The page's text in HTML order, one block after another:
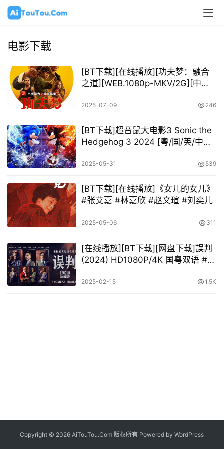
电影下载
[BT下载][在线播放][功夫梦：融合
之道][WEB.1080p-MKV/2G][中字]
2025-07-09 246
[BT下载]超音鼠大电影3 Sonic the
Hedgehog 3 2024 [粤/国/英/中字]
28.18GB]
2025-05-31 539
[BT下载][在线播放]《女儿的女儿》
#张艾嘉 #林嘉欣 #赵文瑄 #刘奕儿
2025-05-06 311
[在线播放][BT下载][网盘下载]誤判
(2024) HD1080P/4K 国粤双语 #甄
2025-02-15 1.5K
Copyright © 2026 AiTouTou.Com 版权所有 Powered by WordPress